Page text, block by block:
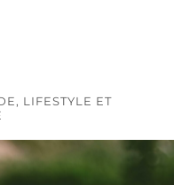
LIFESTYLE ET